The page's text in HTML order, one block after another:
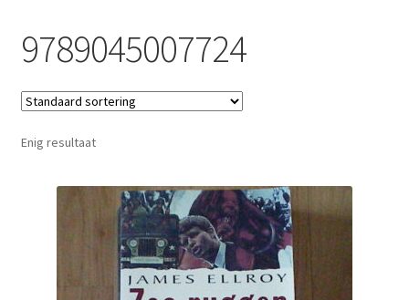
Verzendkosten & Ophalen boeken
Winkelmand
9789045007724
Enig resultaat